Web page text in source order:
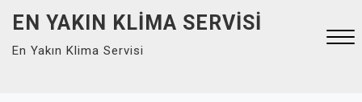
content
EN YAKIN KLIMA SERVISI
En Yakın Klima Servisi